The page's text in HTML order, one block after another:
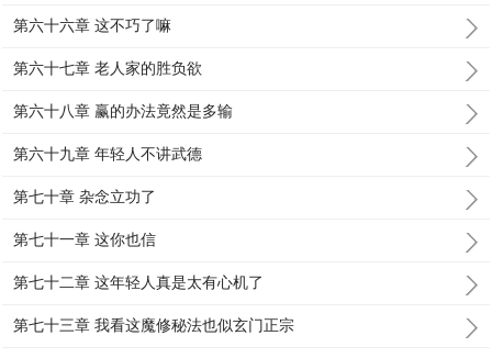
第六十六章 这不巧了嘛
第六十七章 老人家的胜负欲
第六十八章 赢的办法竟然是多输
第六十九章 年轻人不讲武德
第七十章 杂念立功了
第七十一章 这你也信
第七十二章 这年轻人真是太有心机了
第七十三章 我看这魔修秘法也似玄门正宗